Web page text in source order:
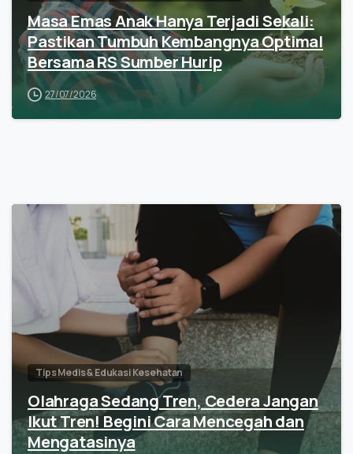
Masa Emas Anak Hanya Terjadi Sekali:
Pastikan Tumbuh Kembangnya Optimal
Bersama RS Sumber Hurip
27/07/2026
Tips Medis & Edukasi Kesehatan
Olahraga Sedang Tren, Cedera Jangan
Ikut Tren! Begini Cara Mencegah dan
Mengatasinya